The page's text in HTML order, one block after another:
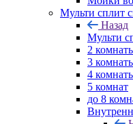
Мульти сплит
Назад
Мульти
2
3
4
5 комнат
до 8